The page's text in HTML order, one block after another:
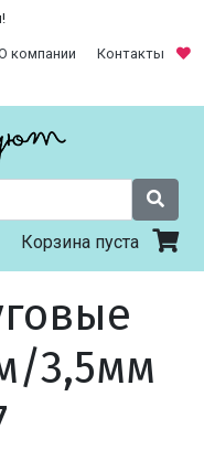
компании
Контакты
Корзина пуста
3,5мм